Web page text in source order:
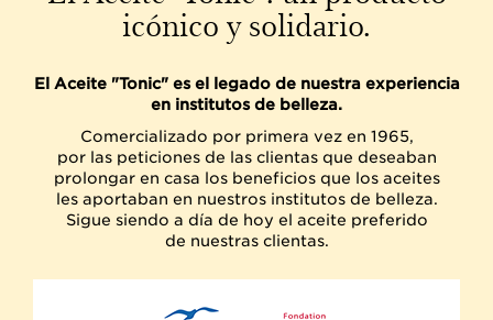
icónico y solidario.
El Aceite "Tonic" es el legado de nuestra experiencia
en institutos de belleza.
Comercializado por primera vez en 1965,
por las peticiones de las clientas que deseaban
prolongar en casa los beneficios que los aceites
les aportaban en nuestros institutos de belleza.
Sigue siendo a día de hoy el aceite preferido
de nuestras clientas.